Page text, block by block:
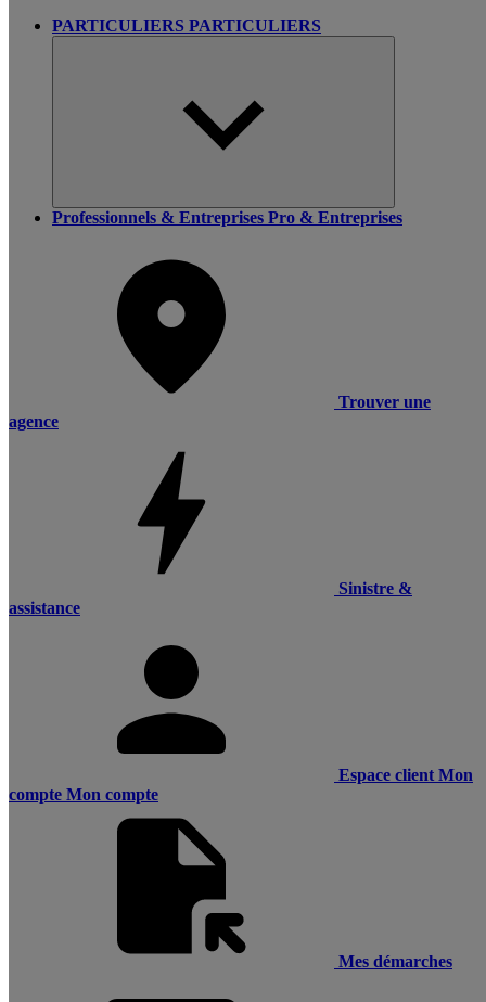
PARTICULIERS PARTICULIERS
Professionnels & Entreprises Pro & Entreprises
Trouver une
agence
Sinistre &
assistance
Espace client Mon
compte Mon compte
Mes démarches